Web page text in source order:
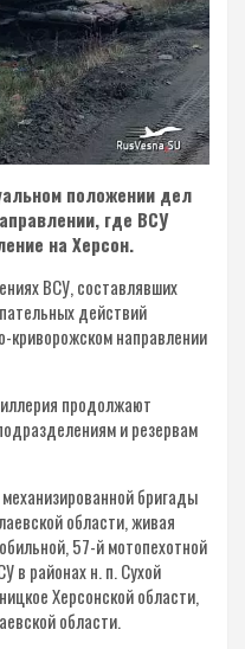
положении дел
где ВСУ
на Херсон.
ВСУ, составлявших
действий
криворожском направлении
продолжают
и резервам
бригады
области, живая
57-й мотопехотной
в районах н. п. Сухой
Херсонской области,
области.